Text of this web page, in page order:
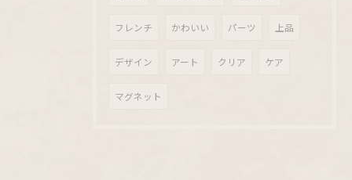
フレンチ かわいい パーツ 上品
デザイン アート クリア ケア
マグネット